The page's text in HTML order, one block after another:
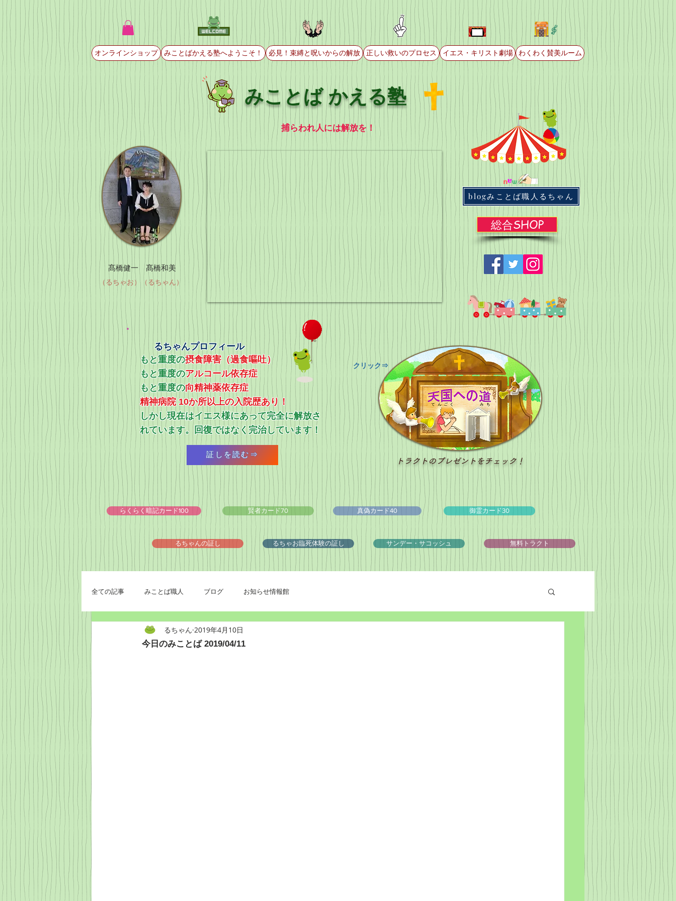
オンラインショップ みことばかえる塾へようこそ！ 必見！束縛と呪いからの解放 正しい救いのプロセス イエス・キリスト劇場 わくわく賛美ルーム
髙橋健一 髙橋和美
（るちゃお）（るちゃん）
みことば かえる塾
捕らわれ人には解放を！
blogみことば職人るちゃん
総合SHOP
るちゃんプロフィール
もと重度の摂食障害（過食嘔吐）
もと重度のアルコール依存症
​もと重度の向精神薬依存症
精神病院 10か所以上の入院歴あり！
​しかし現在はイエス様にあって完全に解放さ
れています。回復ではなく完治しています！
証しを読む⇒
​クリック⇒
トラクトのプレゼントをチェック！
らくらく暗記カード100 賢者カード70 真偽カード40 御霊カード30
るちゃんの証し るちゃお臨死体験の証し サンデー・サコッシュ 無料トラクト
全ての記事 みことば職人 ブログ お知らせ情報館
今日のみことば 2019/04/11
るちゃん 2019年4月10日